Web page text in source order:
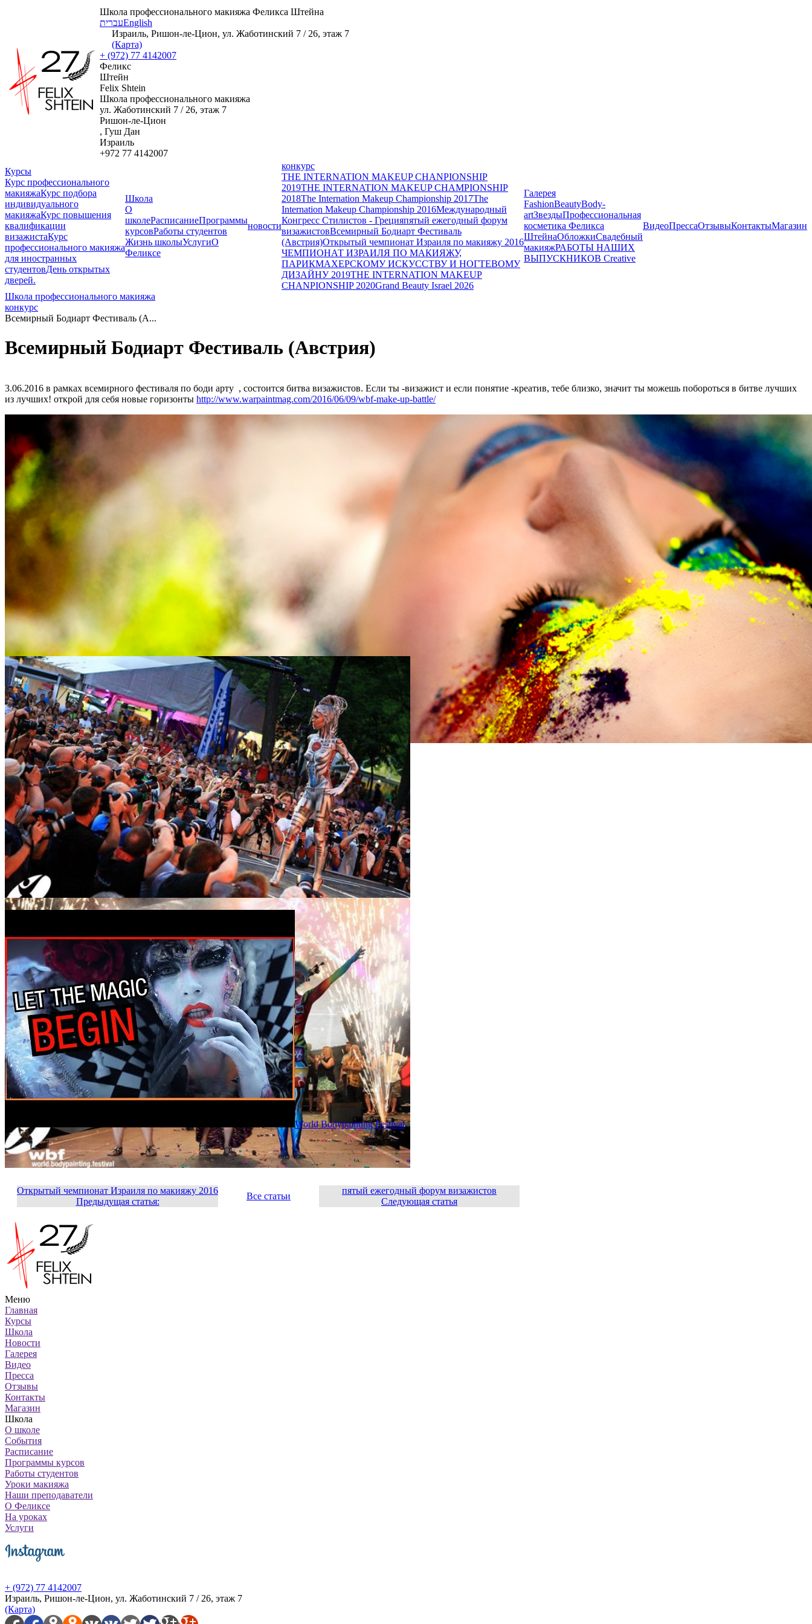
Школа профессионального макияжа Феликса Штейна
עבריתEnglish
Израиль, Ришон-ле-Цион, ул. Жаботинский 7 / 26, этаж 7
(Карта)
+ (972) 77 4142007
Феликс
Штейн
Felix Shtein
Школа профессионального макияжа
ул. Жаботинский 7 / 26, этаж 7
Ришон-ле-Цион
, Гуш Дан
Израиль
+972 77 4142007
Курсы
Курс профессионального
макияжаКурс подбора
индивидуального
макияжаКурс повышения
квалификации
визажистаКурс
профессионального макияжа
для иностранных
студентовДень открытых
дверей.
Школа
О
школеРасписаниеПрограммы
курсовРаботы студентов
Жизнь школыУслугиО
Феликсе
новости
конкурс
THE INTERNATION MAKEUP CHANPIONSHIP
2019THE INTERNATION MAKEUP CHAMPIONSHIP
2018The Internation Makeup Championship 2017The
Internation Makeup Championship 2016Международный
Конгресс Стилистов - Грецияпятый ежегодный форум
визажистовВсемирный Бодиарт Фестиваль
(Австрия)Открытый чемпионат Израиля по макияжу 2016
ЧЕМПИОНАТ ИЗРАИЛЯ ПО МАКИЯЖУ,
ПАРИКМАХЕРСКОМУ ИСКУССТВУ И НОГТЕВОМУ
ДИЗАЙНУ 2019THE INTERNATION MAKEUP
CHANPIONSHIP 2020Grand Beauty Israel 2026
Галерея
FashionBeautyBody-
artЗвездыПрофессиональная
косметика Феликса
ШтейнаОбложкиСвадебный
макияжРАБОТЫ НАШИХ
ВЫПУСКНИКОВ Creative
ВидеоПрессаОтзывыКонтактыМагазин
Школа профессионального макияжа
конкурс
Всемирный Бодиарт Фестиваль (А...
Всемирный Бодиарт Фестиваль (Австрия)
3.06.2016 в рамках всемирного фестиваля по боди арту , состоится битва визажистов. Если ты -визажист и если понятие -креатив, тебе близко, значит ты можешь побороться в битве лучших
из лучших! открой для себя новые горизонты http://www.warpaintmag.com/2016/06/09/wbf-make-up-battle/
World Bodypainting Festival
Открытый чемпионат Израиля по макияжу 2016
Предыдущая статья:
Все статьи
пятый ежегодный форум визажистов
Следующая статья
Меню
Главная
Курсы
Школа
Новости
Галерея
Видео
Пресса
Отзывы
Контакты
Магазин
Школа
О школе
События
Расписание
Программы курсов
Работы студентов
Уроки макияжа
Наши преподаватели
О Феликсе
На уроках
Услуги
+ (972) 77 4142007
Израиль, Ришон-ле-Цион, ул. Жаботинский 7 / 26, этаж 7
(Карта)